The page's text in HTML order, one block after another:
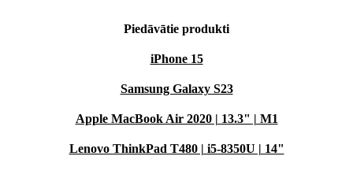
Piedāvātie produkti
iPhone 15
Samsung Galaxy S23
Apple MacBook Air 2020 | 13.3" | M1
Lenovo ThinkPad T480 | i5-8350U | 14"